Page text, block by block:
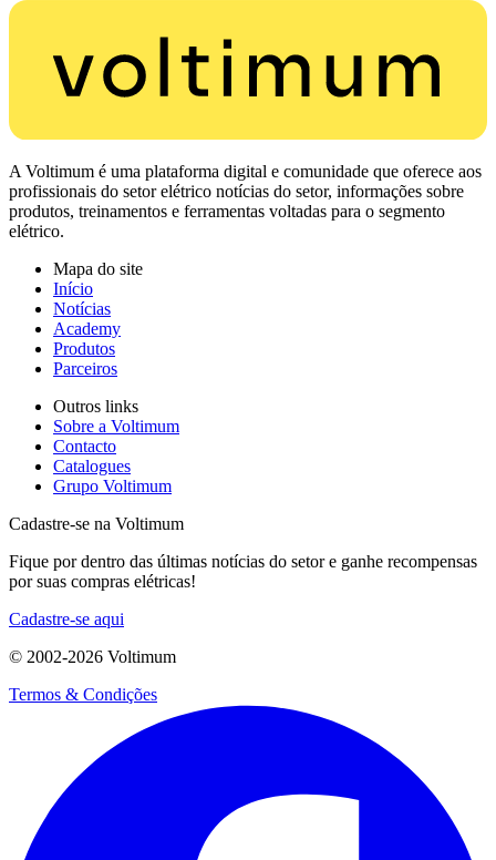
A Voltimum é uma plataforma digital e comunidade que oferece aos
profissionais do setor elétrico notícias do setor, informações sobre
produtos, treinamentos e ferramentas voltadas para o segmento
elétrico.
Mapa do site
Início
Notícias
Academy
Produtos
Parceiros
Outros links
Sobre a Voltimum
Contacto
Catalogues
Grupo Voltimum
Cadastre-se na Voltimum
Fique por dentro das últimas notícias do setor e ganhe recompensas
por suas compras elétricas!
Cadastre-se aqui
© 2002-2026 Voltimum
Termos & Condições